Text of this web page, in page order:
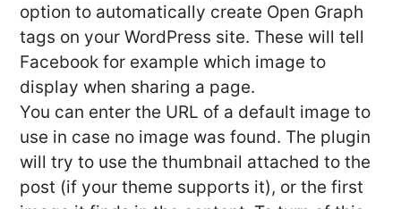
option to automatically create Open Graph
tags on your WordPress site. These will tell
Facebook for example which image to
display when sharing a page.
You can enter the URL of a default image to
use in case no image was found. The plugin
will try to use the thumbnail attached to the
post (if your theme supports it), or the first